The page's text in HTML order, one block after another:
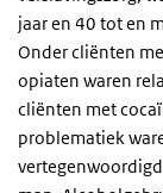
jaar en 40 tot en
Onder cliënten
opiaten waren
cliënten met
problematiek